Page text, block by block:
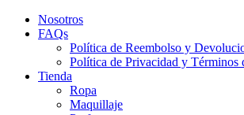
Nosotros
FAQs
Política de Reembolso y
Política de Privacidad y Términos
Tienda
Ropa
Maquillaje